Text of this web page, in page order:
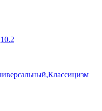
10.2